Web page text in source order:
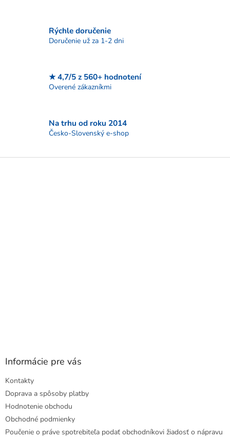
p
k
y
i
s
u
Rýchle doručenie
Doručenie už za 1-2 dni
★ 4,7/5 z 560+ hodnotení
Overené zákazníkmi
Na trhu od roku 2014
Česko-Slovenský e-shop
Z
Informácie pre vás
Kontakty
Doprava a spôsoby platby
Hodnotenie obchodu
Obchodné podmienky
Poučenie o práve spotrebiteľa podať obchodníkovi žiadosť o nápravu